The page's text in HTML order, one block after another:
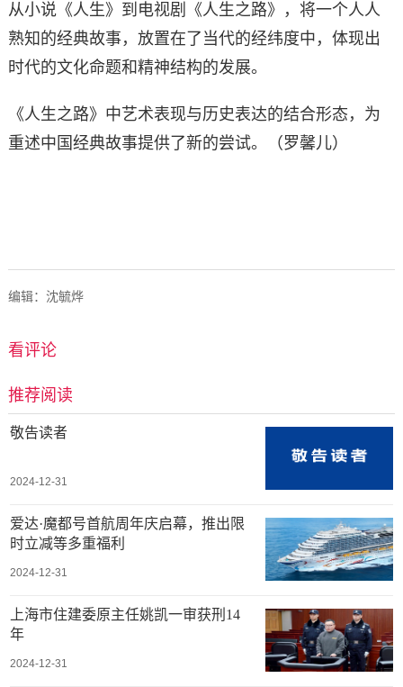
从小说《人生》到电视剧《人生之路》，将一个人人
熟知的经典故事，放置在了当代的经纬度中，体现出
时代的文化命题和精神结构的发展。
《人生之路》中艺术表现与历史表达的结合形态，为
重述中国经典故事提供了新的尝试。（罗馨儿）
编辑：沈毓烨
看评论
推荐阅读
敬告读者
2024-12-31
爱达·魔都号首航周年庆启幕，推出限
时立减等多重福利
2024-12-31
上海市住建委原主任姚凯一审获刑14
年
2024-12-31